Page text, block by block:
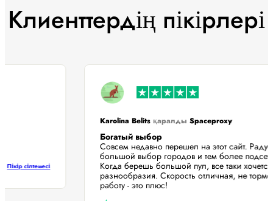
Клиенттердің пікірлері
Пікір сілтемесі
Karolina BelitsқаралдыSpaceproxy
Богатый выбор
Совсем недавно перешел на этот сайт.
большой выбор городов и тем более
Когда берешь большой пул, все таки
разнообразия. Скорость отличная, не
работу - это плюс!